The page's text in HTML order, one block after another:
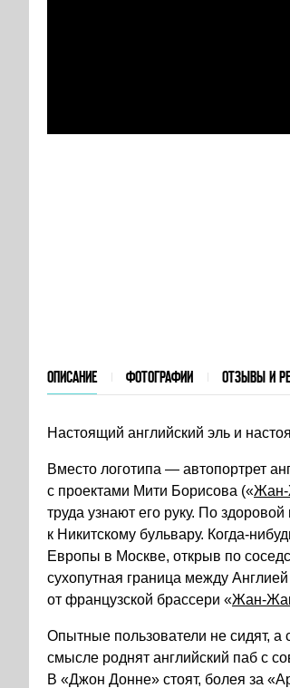
ОПИСАНИЕ ФОТОГРАФИИ ОТЗЫВЫ И
Настоящий английский эль и
Вместо логотипа — автопортрет
с проектами Мити Борисова («
труда узнают его руку. По
к Никитскому бульвару. Когда-
Европы в Москве, открыв по
сухопутная граница между
от французской брассери «Жан-
Опытные пользователи не сидят, а
смысле роднят английский паб с
В «Джон Донне» стоят, болея за